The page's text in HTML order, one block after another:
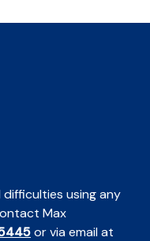
using any
Max
or via email at